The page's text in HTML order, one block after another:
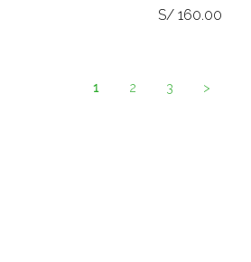
S/ 160.00
1 2 3 >